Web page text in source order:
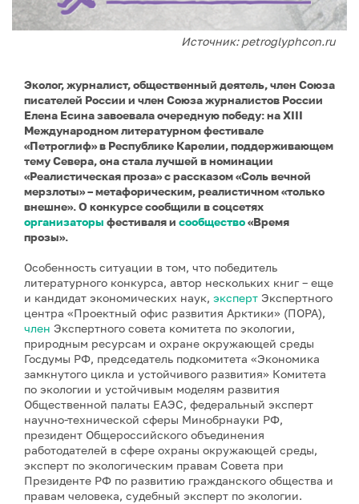
Источник: petroglyphcon.ru
Эколог, журналист, общественный деятель, член Союза
писателей России и член Союза журналистов России
Елена Есина завоевала очередную победу: на XIII
Международном литературном фестивале
«Петроглиф» в Республике Карелии, поддерживающем
тему Севера, она стала лучшей в номинации
«Реалистическая проза» с рассказом «Соль вечной
мерзлоты» – метафорическим, реалистичном «только
внешне». О конкурсе сообщили в соцсетях
организаторы фестиваля и сообщество«Время
прозы».
Особенность ситуации в том, что победитель
литературного конкурса, автор нескольких книг – еще
и кандидат экономических наук, эксперт Экспертного
центра «Проектный офис развития Арктики» (ПОРА),
член Экспертного совета комитета по экологии,
природным ресурсам и охране окружающей среды
Госдумы РФ, председатель подкомитета «Экономика
замкнутого цикла и устойчивого развития» Комитета
по экологии и устойчивым моделям развития
Общественной палаты ЕАЭС, федеральный эксперт
научно-технической сферы Минобрнауки РФ,
президент Общероссийского объединения
работодателей в сфере охраны окружающей среды,
эксперт по экологическим правам Совета при
Президенте РФ по развитию гражданского общества и
правам человека, судебный эксперт по экологии.